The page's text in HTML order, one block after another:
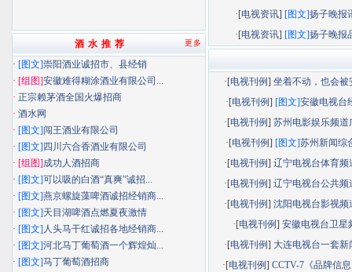
·[电视资讯] [图文]扬子晚报
·[电视资讯] [图文]扬子晚报
·[电视刊例]坐着不动，也会被
·[电视刊例] [图文]安徽电视台
·[电视刊例]苏州电影娱乐频道
·[电视刊例] [图文]苏州新闻综
·[电视刊例]辽宁电视台体育频
·[电视刊例]辽宁电视台公共频
·[电视刊例]沈阳电视台影视频
·[电视刊例] 安徽电视台卫星
·[电视刊例] 大连电视台一套新
·[电视刊例] CCTV-7《品牌信
更多
酒 水 推 荐
· [图文]崇阳酒业诚招市、县经销
· [组图]安徽难得糊涂酒业有限公司...
· 正宗赖茅酒全国火爆招商
· 酒水网
· [图文]闯王酒业有限公司
· [图文] 四川六合香酒业有限公司
· [组图]成功人酒招商
· [图文]可以吸的白酒“真爽”诚招...
· [图文]燕京螺旋藻啤酒诚招经销商...
· [图文]天目湖啤酒点燃夏夜激情
· [图文] 人头马干红诚招各地经销商...
· [图文]河北马丁葡萄酒一个辉煌灿...
· [图文]马丁葡萄酒招商